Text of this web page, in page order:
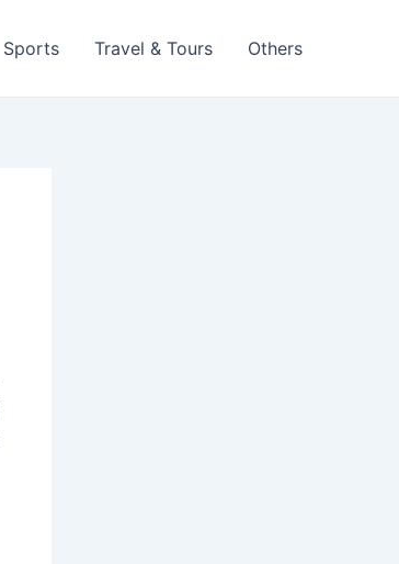
Sports Travel & Tours Others